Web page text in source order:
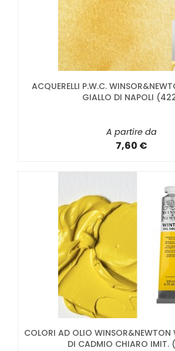
ACQUERELLI P.W.C.
GIALLO DI NAPOLI
A partire da
7,60 €
COLORI AD OLIO WINSOR&NEWTON
DI CADMIO CHIARO IMIT.